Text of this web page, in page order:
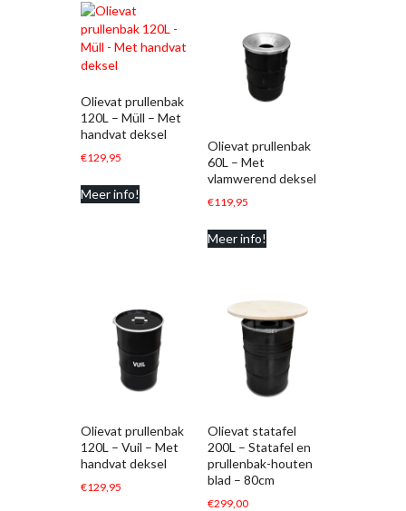
Olievat prullenbak
120L – Müll – Met
handvat deksel
€129,95
Meer info!
Olievat prullenbak
60L – Met
vlamwerend deksel
€119,95
Meer info!
Olievat prullenbak
120L – Vuil – Met
handvat deksel
€129,95
Olievat statafel
200L – Statafel en
prullenbak-houten
blad – 80cm
€299,00